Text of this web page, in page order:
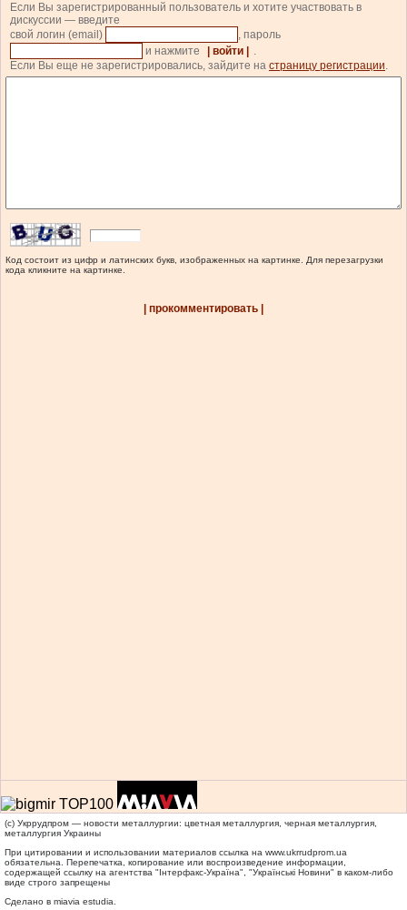
Если Вы зарегистрированный пользователь и хотите участвовать в
дискуссии — введите
свой логин (email)
, пароль
и нажмите
| войти |
.
Если Вы еще не зарегистрировались, зайдите на страницу регистрации.
Код состоит из цифр и латинских букв, изображенных на картинке. Для перезагрузки
кода кликните на картинке.
| прокомментировать |
(c) Укррудпром — новости металлургии: цветная металлургия, черная металлургия,
металлургия Украины
При цитировании и использовании материалов ссылка на www.ukrrudprom.ua
обязательна. Перепечатка, копирование или воспроизведение информации,
содержащей ссылку на агентства "Iнтерфакс-Україна", "Українськi Новини" в каком-либо
виде строго запрещены
Сделано в miavia estudia.